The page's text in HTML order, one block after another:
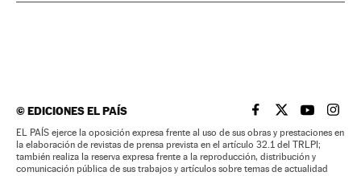
©EDICIONES EL PAÍS EL PAÍS BRASIL EN
EL PAÍSEL PAÍS
EL
EL PAÍS ejerce la oposición expresa frente al uso de sus obras y prestaciones en
la elaboración de revistas de prensa prevista en el artículo 32.1 del TRLPI;
también realiza la reserva expresa frente a la reproducción, distribución y
comunicación pública de sus trabajos y artículos sobre temas de actualidad